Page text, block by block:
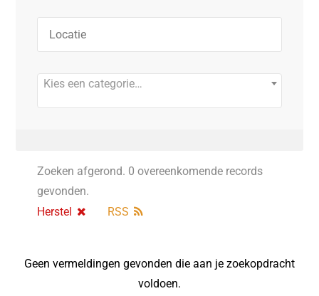
Kies een categorie…
Zoeken afgerond. 0 overeenkomende records
gevonden.
Herstel
RSS
Geen vermeldingen gevonden die aan je zoekopdracht
voldoen.